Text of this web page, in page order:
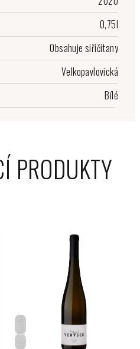
0,75l
Obsahuje siřičitany
Velkopavlovická
Bílé
PRODUKTY
CZ
Suché